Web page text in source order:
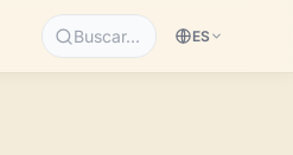
Buscar… ES